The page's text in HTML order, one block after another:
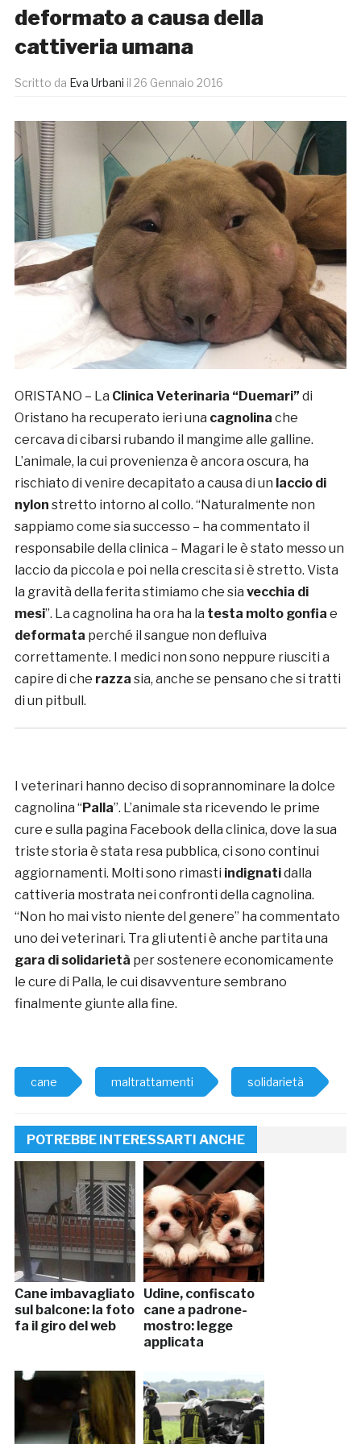
deformato a causa della
cattiveria umana
Scritto da Eva Urbani il 26 Gennaio 2016
ORISTANO – La Clinica Veterinaria “Duemari” di
Oristano ha recuperato ieri una cagnolina che
cercava di cibarsi rubando il mangime alle galline.
L’animale, la cui provenienza è ancora oscura, ha
rischiato di venire decapitato a causa di un laccio di
nylon stretto intorno al collo. “Naturalmente non
sappiamo come sia successo – ha commentato il
responsabile della clinica – Magari le è stato messo un
laccio da piccola e poi nella crescita si è stretto. Vista
la gravità della ferita stimiamo che sia vecchia di
mesi”. La cagnolina ha ora ha la testa molto gonfia e
deformata perché il sangue non defluiva
correttamente. I medici non sono neppure riusciti a
capire di che razza sia, anche se pensano che si tratti
di un pitbull.
I veterinari hanno deciso di soprannominare la dolce
cagnolina “Palla”. L’animale sta ricevendo le prime
cure e sulla pagina Facebook della clinica, dove la sua
triste storia è stata resa pubblica, ci sono continui
aggiornamenti. Molti sono rimasti indignatidalla
cattiveria mostrata nei confronti della cagnolina.
“Non ho mai visto niente del genere” ha commentato
uno dei veterinari. Tra gli utenti è anche partita una
gara di solidarietà per sostenere economicamente
le cure di Palla, le cui disavventure sembrano
finalmente giunte alla fine.
cane maltrattamenti solidarietà
POTREBBE INTERESSARTI ANCHE
Cane imbavagliato
sul balcone: la foto
fa il giro del web
Udine, confiscato
cane a padrone-
mostro: legge
applicata